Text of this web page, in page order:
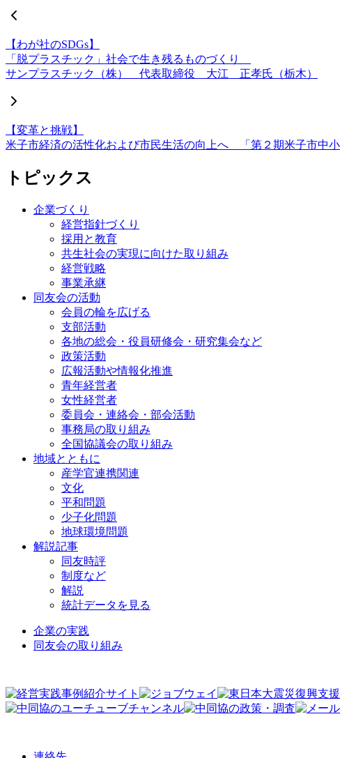
【わが社のSDGs】
「脱プラスチック」社会で生き残るものづくり
サンプラスチック（株） 代表取締役 大江 正孝氏（栃木）
【変革と挑戦】
米子市経済の活性化および市民生活の向上へ 「第２期米子市中小
トピックス
企業づくり
経営指針づくり
採用と教育
共生社会の実現に向けた取り組み
経営戦略
事業承継
同友会の活動
会員の輪を広げる
支部活動
各地の総会・役員研修会・研究集会など
政策活動
広報活動や情報化推進
青年経営者
女性経営者
委員会・連絡会・部会活動
事務局の取り組み
全国協議会の取り組み
地域とともに
産学官連携関連
文化
平和問題
少子化問題
地球環境問題
解説記事
同友時評
制度など
解説
統計データを見る
企業の実践
同友会の取り組み